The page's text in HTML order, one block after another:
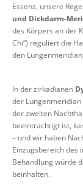
Essenz, unsere
und Dickdarm-
des Körpers an der
Chi“) reguliert die
den
In der zirkadianen
der
der zweiten
beeinträchtigt ist,
– und wir haben
Einzugsbereich des
Behandlung würde
beinhalten.